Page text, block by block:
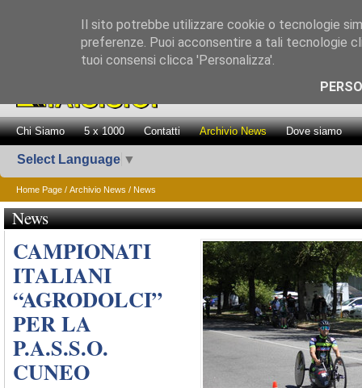
Promozione
Chi Siamo 5 x 1000 Contatti Archivio News Dove siamo
Select Language ▼
Home Page / Archivio News / News
News
CAMPIONATI
ITALIANI
“AGRODOLCI”
PER LA
P.A.S.S.O.
CUNEO
Il sito potrebbe utilizzare cookie o tecnologie
preferenze. Puoi acconsentire a tali tecnologie
tuoi consensi clicca 'Personalizza'.